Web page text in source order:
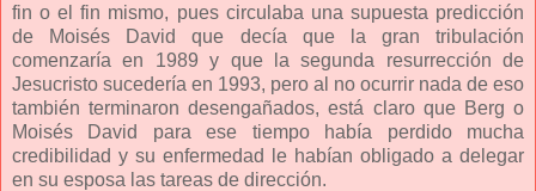
fin o el fin mismo, pues circulaba una supuesta predicción
de Moisés David que decía que la gran tribulación
comenzaría en 1989 y que la segunda resurrección de
Jesucristo sucedería en 1993, pero al no ocurrir nada de eso
también terminaron desengañados, está claro que Berg o
Moisés David para ese tiempo había perdido mucha
credibilidad y su enfermedad le habían obligado a delegar
en su esposa las tareas de dirección.